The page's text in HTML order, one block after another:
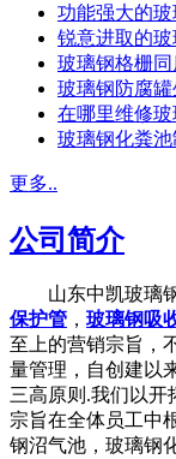
功能强大的
锐意进取的
玻璃钢格栅
玻璃钢防腐
在哪里维修
玻璃钢化粪
更多..
公司简介
山东中凯玻璃钢
保护管 ， 玻璃钢吸
至上的营销宗旨，
量管理，自创建以
三高原则.我们以开
宗旨在全体员工中
钢沼气池，玻璃钢